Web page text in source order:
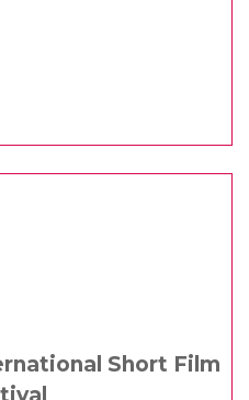
Short Film